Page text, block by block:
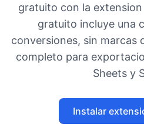
gratuito con la extension
gratuito incluye una
conversiones, sin marcas
completo para
Sheets y
Instalar